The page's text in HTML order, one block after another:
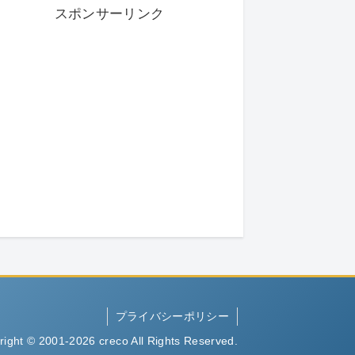
スポンサーリンク
プライバシーポリシー
© 2001-2026 creco All Rights Reserved.